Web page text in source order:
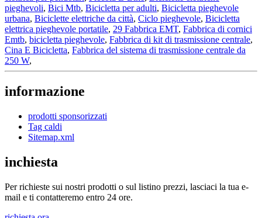
pieghevoli, Bici Mtb, Bicicletta per adulti, Bicicletta pieghevole
urbana, Biciclette elettriche da città, Ciclo pieghevole, Bicicletta
elettrica pieghevole portatile, 29 Fabbrica EMT, Fabbrica di cornici
Emtb, bicicletta pieghevole, Fabbrica di kit di trasmissione centrale,
Cina E Bicicletta, Fabbrica del sistema di trasmissione centrale da
250 W,
informazione
prodotti sponsorizzati
Tag caldi
Sitemap.xml
inchiesta
Per richieste sui nostri prodotti o sul listino prezzi, lasciaci la tua e-
mail e ti contatteremo entro 24 ore.